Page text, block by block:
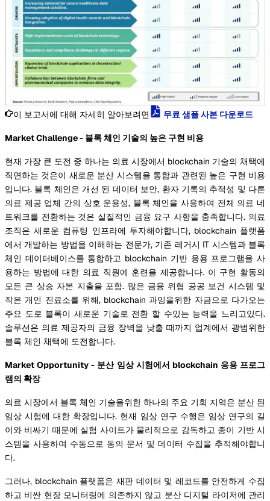
이 보고서에 대해 자세히 알아보려면 무료 샘플 사본 다운로드
Market Challenge - 블록 체인 기술의 높은 구현 비용
현재 가장 큰 도전 중 하나는 의료 시장에서 blockchain 기술의 채택에
직면하는 것은이 새로운 분산 시스템을 통합과 관련된 높은 구현 비용
입니다. 블록 체인은 개선 된 데이터 보안, 환자 기록의 추적성 및 다른
의료 제공 업체 간의 상호 운용성, 블록 체인을 사용하여 전체 의료 네
트워크를 전환하는 것은 실질적인 금융 요구 사항을 충족합니다. 의료
조직은 새로운 컴퓨팅 인프라에 투자해야합니다, blockchain 플랫폼
에서 개발하는 방법을 이해하는 전문가, 기존 레거시 IT 시스템과 블록
체인 데이터베이스를 통합하고 blockchain 기반 응용 프로그램을 사
용하는 방법에 대한 의료 직원에 훈련을 제공합니다. 이 구현 활동의
모든 큰 상승 자본 지출을 포함. 많은 금융 위협 공공 보건 시스템 및
작은 개인 진료소를 위해, blockchain 과잉을위한 자금으로 다가오는
주요 도로 블록이 새로운 기술로 전환 할 수있는 능력을 느리고있다.
솔루션은 의료 제공자의 금융 장벽을 낮출 때까지 업계에서 광범위한
블록 체인 채택에 도전합니다.
Market Opportunity - 분산 임상 시험에서 blockchain 응용 프로그
램의 확장
의료 시장에서 블록 체인 기술을위한 하나의 주요 기회 지역은 분산 된
임상 시험에 대한 확장입니다. 현재 임상 연구 수행은 임상 연구의 길
이와 비싸기 때문에 실험 사이트가 물리적으로 감독하고 종이 기반 시
스템을 사용하여 수동으로 동의 문서 및 데이터 수집을 추적해야합니
다.
그러나, blockchain 플랫폼은 재판 데이터 및 레코드를 안전하게 수집
하고 비싼 현장 모니터링에 의존하지 않고 분산 디지털 라이저에 관리